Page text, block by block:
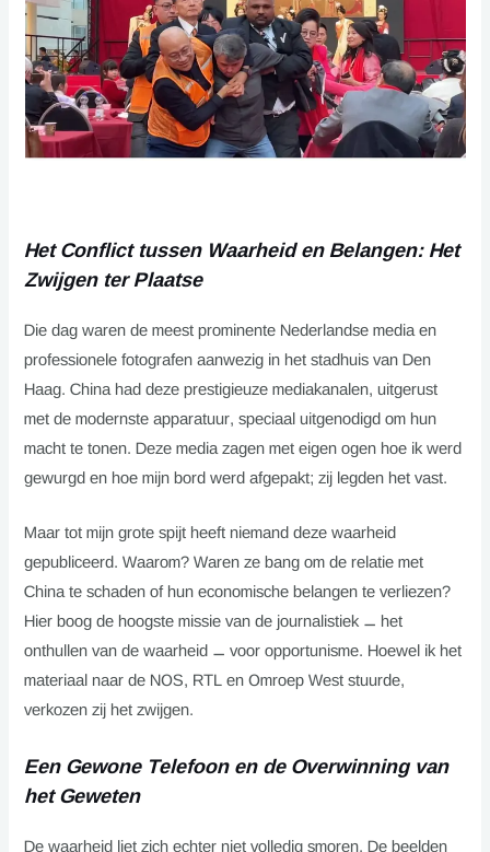
Het Conflict tussen Waarheid en Belangen: Het
Zwijgen ter Plaatse
Die dag waren de meest prominente Nederlandse media en
professionele fotografen aanwezig in het stadhuis van Den
Haag. China had deze prestigieuze mediakanalen, uitgerust
met de modernste apparatuur, speciaal uitgenodigd om hun
macht te tonen. Deze media zagen met eigen ogen hoe ik werd
gewurgd en hoe mijn bord werd afgepakt; zij legden het vast.
Maar tot mijn grote spijt heeft niemand deze waarheid
gepubliceerd. Waarom? Waren ze bang om de relatie met
China te schaden of hun economische belangen te verliezen?
Hier boog de hoogste missie van de journalistiek — het
onthullen van de waarheid — voor opportunisme. Hoewel ik het
materiaal naar de NOS, RTL en Omroep West stuurde,
verkozen zij het zwijgen.
Een Gewone Telefoon en de Overwinning van
het Geweten
De waarheid liet zich echter niet volledig smoren. De beelden